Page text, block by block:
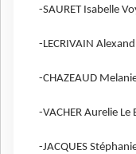
-SAURET Isabelle
-LECRIVAIN
-CHAZEAUD
-VACHER Aurelie
-JACQUES